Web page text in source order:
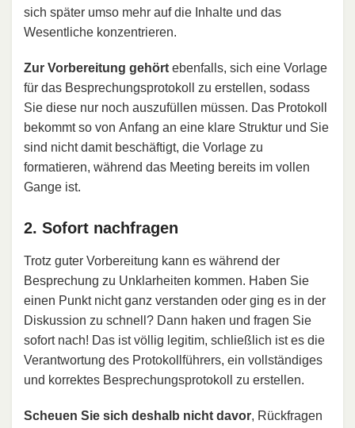
sich später umso mehr auf die Inhalte und das
Wesentliche konzentrieren.
Zur Vorbereitung gehört ebenfalls, sich eine Vorlage
für das Besprechungsprotokoll zu erstellen, sodass
Sie diese nur noch auszufüllen müssen. Das Protokoll
bekommt so von Anfang an eine klare Struktur und Sie
sind nicht damit beschäftigt, die Vorlage zu
formatieren, während das Meeting bereits im vollen
Gange ist.
2. Sofort nachfragen
Trotz guter Vorbereitung kann es während der
Besprechung zu Unklarheiten kommen. Haben Sie
einen Punkt nicht ganz verstanden oder ging es in der
Diskussion zu schnell? Dann haken und fragen Sie
sofort nach! Das ist völlig legitim, schließlich ist es die
Verantwortung des Protokollführers, ein vollständiges
und korrektes Besprechungsprotokoll zu erstellen.
Scheuen Sie sich deshalb nicht davor, Rückfragen